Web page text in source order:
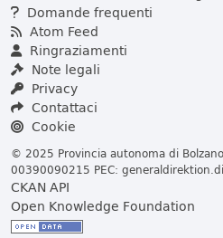
Domande frequenti
Atom Feed
Ringraziamenti
Note legali
Privacy
Contattaci
Cookie
© 2025 Provincia autonoma di
00390090215 PEC:
CKAN API
Open Knowledge Foundation